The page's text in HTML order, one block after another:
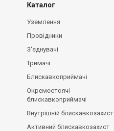
Каталог
Уземлення
Провідники
З'єднувачі
Тримачі
Блискавкоприймачі
Окремостоячі
блискавкоприймачі
Внутрішній блискавкозахист
Активний блискавкозахист